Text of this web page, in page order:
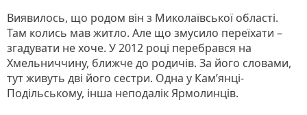
Виявилось, що родом він з Миколаївської області.
Там колись мав житло. Але що змусило переїхати –
згадувати не хоче. У 2012 році перебрався на
Хмельниччину, ближче до родичів. За його словами,
тут живуть дві його сестри. Одна у Кам’янці-
Подільському, інша неподалік Ярмолинців.